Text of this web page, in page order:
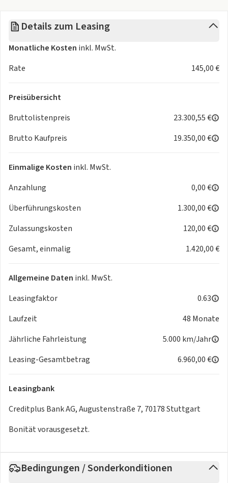
USB Anschluss, Bluetooth Audiostreaming
Apple CarPlay u. Android Auto kabellos
Räder und Reifen
Klimaanlage
Fahrersitz höhenverstellbar
Lenksäule verstellbar
Zentralver. mit Fernbedienung
Privacy-Verglasung: abgedunkelte Heck- und Seitenscheiben
Getränkehalter
Interieur
Bordcomputer
Laderaumabdeckung
Durchladesystem
Exterieur
Sicherheit
ISOFIX Kindersitzbefestigung
Fahrer- /Beifahrerairbag
Kopfairbag vorn und hinten
Bremsassistent
Elektr. Stabilitätsprogramm ESP
Reifendruckkontrolle
Antiblockiersystem ABS
Querverkehrswarnung
Details zum Leasing
Monatliche Kosten inkl. MwSt.
Rate
145,00 €
Preisübersicht
Bruttolistenpreis
23.300,55 €
Brutto Kaufpreis
19.350,00 €
Einmalige Kosten inkl. MwSt.
Anzahlung
0,00 €
Überführungskosten
1.300,00 €
Zulassungskosten
120,00 €
Gesamt, einmalig
1.420,00 €
Allgemeine Daten inkl. MwSt.
Leasingfaktor
0.63
Laufzeit
48 Monate
Jährliche Fahrleistung
5.000 km/Jahr
Leasing-Gesamtbetrag
6.960,00 €
Leasingbank
Creditplus Bank AG, Augustenstraße 7, 70178 Stuttgart
Bonität vorausgesetzt.
Bedingungen / Sonderkonditionen